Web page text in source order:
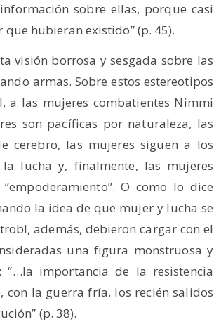
sobre ellas, porque casi
hubieran existido” (p. 45).
visión borrosa y sesgada sobre las
armas. Sobre estos estereotipos
a las mujeres combatientes Nimmi
son pacíficas por naturaleza, las
cerebro, las mujeres siguen a los
lucha y, finalmente, las mujeres
O como lo dice
la idea de que mujer y lucha se
además, debieron cargar con el
una figura monstruosa y
“…la importancia de la resistencia
la guerra fría, los recién salidos
(p. 38).